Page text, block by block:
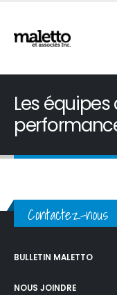
Les
Contactez-nous
BULLETIN MALETTO
NOUS JOINDRE